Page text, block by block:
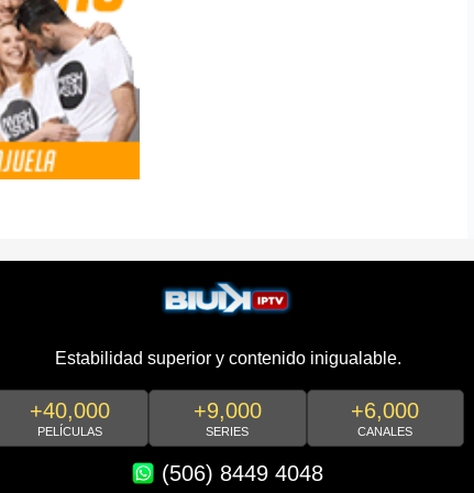
Estabilidad superior y contenido inigualable.
+40,000
PELÍCULAS
+9,000
SERIES
+6,000
CANALES
(506) 8449 4048